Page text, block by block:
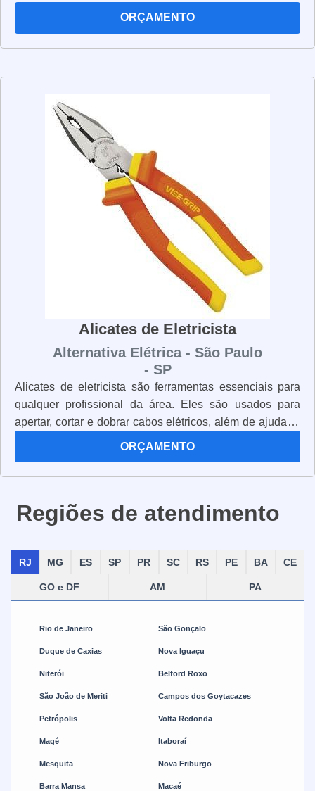
para garantir uma conexão segura. Os alicates de
enquanto são apertados. Eles têm uma alça ergonômica
precisão. Além disso, eles têm uma lâmina de aço
conectados de forma segura. Os alicates de crimpar são
uma ferramenta versátil e podem ser usados para
conectar cabos de vários tamanhos e espessuras. Eles
também são úteis para conectar cabos de alta tensão,
pois são projetados para suportar altas temperaturas. Se
você está procurando uma ferramenta confiável para
conectar cabos e fios, os alicates de crimpar são a
escolha certa. Eles são fáceis de usar, seguros e
duráveis, o que os torna uma ótima opção para qualquer
ORÇAMENTO
Alicates de Eletricista
Alternativa Elétrica - São Paulo
- SP
Alicates de eletricista são ferramentas essenciais para
qualquer profissional da área. Eles são usados para
apertar, cortar e dobrar cabos elétricos, além de ajudar a
conectar e desconectar componentes elétricos. Os
alicates de eletricista são fabricados com materiais
resistentes e duráveis, para garantir que eles possam
para serem ergonômicos, para que o profissional possa
trabalhar com conforto e segurança. Além disso, os
inoxidável, que são resistentes à corrosão e à oxidação.
Isso significa que eles podem ser usados por muito
tempo sem se desgastar. Os alicates de eletricista são
área. Eles são projetados para oferecer segurança,
resistência e durabilidade, para que o trabalho possa ser
realizado com eficiência e precisão.
ORÇAMENTO
Regiões de atendimento
RJ MG ES SP PR SC RS PE BA CE
GO e DF AM PA
Rio de Janeiro São Gonçalo
Duque de Caxias Nova Iguaçu
Niterói Belford Roxo
São João de Meriti Campos dos Goytacazes
Petrópolis Volta Redonda
Magé Itaboraí
Mesquita Nova Friburgo
Barra Mansa Macaé